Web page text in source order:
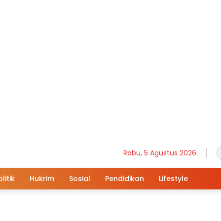
Rabu, 5 Agustus 2026
Hukrim Sosial Pendidikan Lifestyle